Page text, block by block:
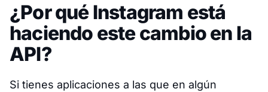
¿Por qué Instagram está
haciendo este cambio en la
API?
Si tienes aplicaciones a las que en algún